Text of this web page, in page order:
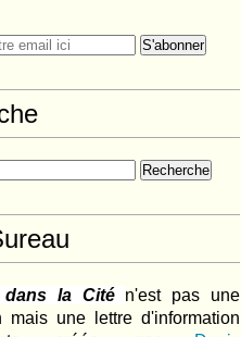
dans la Cité
n'est pas une
mais une lettre d'information